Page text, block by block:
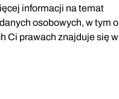
informacji na temat
osobowych, w tym o
Ci prawach znajduje się w